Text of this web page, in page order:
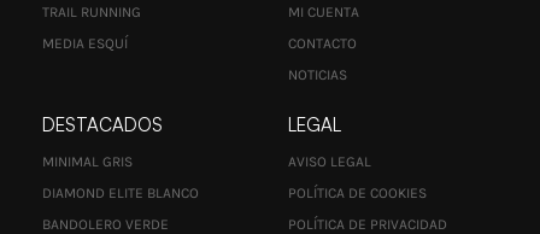
TRAIL RUNNING
MEDIA ESQUÍ
MI CUENTA
CONTACTO
NOTICIAS
DESTACADOS
MINIMAL GRIS
DIAMOND ELITE BLANCO
BANDOLERO VERDE
LEGAL
AVISO LEGAL
POLÍTICA DE COOKIES
POLÍTICA DE PRIVACIDAD